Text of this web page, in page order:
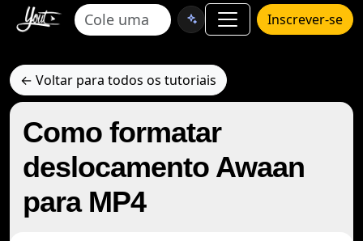
Inscrever-se
← Voltar para todos os tutoriais
Como formatar
deslocamento Awaan
para MP4